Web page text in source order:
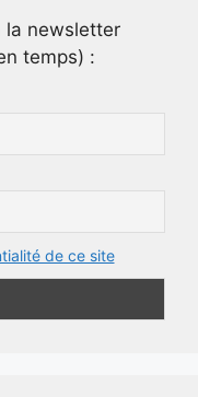
la newsletter
temps) :
de ce site